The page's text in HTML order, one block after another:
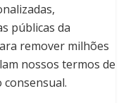
públicas da
remover milhões
nossos termos de